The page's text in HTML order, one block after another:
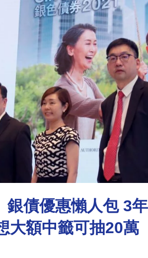
銀債優惠懶人包 3
大額中籤可抽20萬